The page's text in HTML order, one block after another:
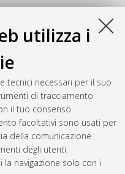
utilizza i
tecnici necessari per il suo
di tracciamento
il tuo consenso.
facoltativi sono usati per
della comunicazione
degli utenti.
navigazione solo con i
Sele e dell’Ofanto
Arcaica e Classica (625-
Mater Studiorum
ricerca inArcheologia e
Aug 7 20:49:41 2026 CEST